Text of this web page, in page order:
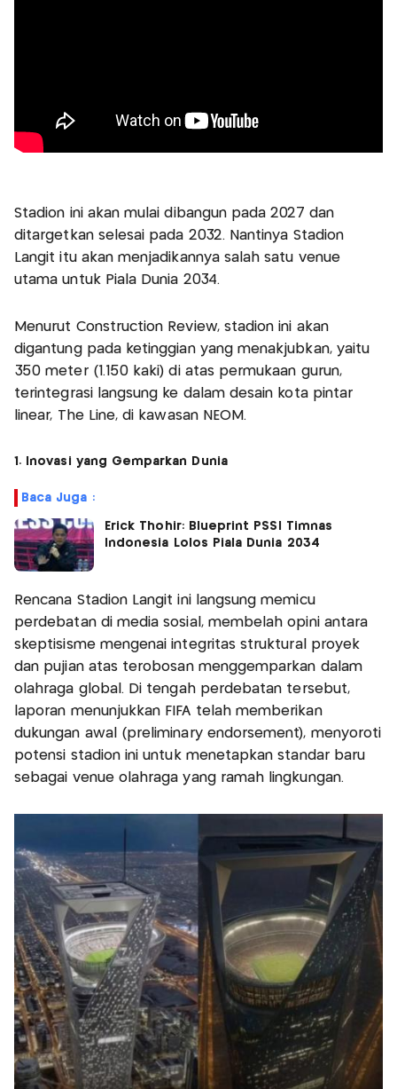
Stadion ini akan mulai dibangun pada 2027 dan
ditargetkan selesai pada 2032. Nantinya Stadion
Langit itu akan menjadikannya salah satu venue
utama untuk Piala Dunia 2034.
Menurut Construction Review, stadion ini akan
digantung pada ketinggian yang menakjubkan, yaitu
350 meter (1.150 kaki) di atas permukaan gurun,
terintegrasi langsung ke dalam desain kota pintar
linear, The Line, di kawasan NEOM.
1. Inovasi yang Gemparkan Dunia
Baca Juga :
Erick Thohir: Blueprint PSSI Timnas
Indonesia Lolos Piala Dunia 2034
Rencana Stadion Langit ini langsung memicu
perdebatan di media sosial, membelah opini antara
skeptisisme mengenai integritas struktural proyek
dan pujian atas terobosan menggemparkan dalam
olahraga global. Di tengah perdebatan tersebut,
laporan menunjukkan FIFA telah memberikan
dukungan awal (preliminary endorsement), menyoroti
potensi stadion ini untuk menetapkan standar baru
sebagai venue olahraga yang ramah lingkungan.